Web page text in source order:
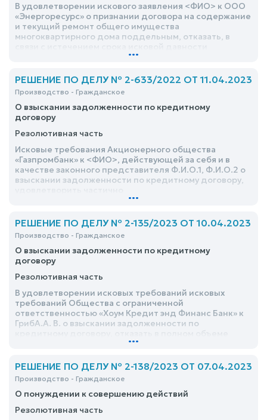
В удовлетворении искового заявления <ФИО> к ООО
«Энергоресурс» о признании договора на содержание
и текущий ремонт общего имущества
многоквартирного дома поддельным, отказать, в
...
РЕШЕНИЕ ПО ДЕЛУ № 2-633/2022 ОТ 11.04.2023
Производство - Гражданское
О взыскании задолженности по кредитному
договору
Резолютивная часть
Исковые требования Акционерного общества
«Газпромбанк» к <ФИО>, действующей за себя и в
качестве законного представителя Ф.И.О.1, Ф.И.О.2 о
взыскании задолженности по кредитному договору,
...
РЕШЕНИЕ ПО ДЕЛУ № 2-135/2023 ОТ 10.04.2023
Производство - Гражданское
О взыскании задолженности по кредитному
договору
Резолютивная часть
В удовлетворении исковых требований исковых
требований Общества с ограниченной
ответственностью «Хоум Кредит энд Финанс Банк» к
ГрибА.А. В. о взыскании задолженности по
...
РЕШЕНИЕ ПО ДЕЛУ № 2-138/2023 ОТ 07.04.2023
Производство - Гражданское
О понуждении к совершению действий
Резолютивная часть